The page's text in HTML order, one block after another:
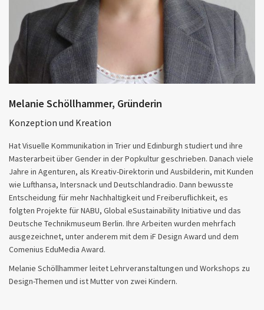
Melanie Schöllhammer, Gründerin
Konzeption und Kreation
Hat Visuelle Kommunikation in Trier und Edinburgh studiert und ihre
Masterarbeit über Gender in der Popkultur geschrieben. Danach viele
Jahre in Agenturen, als Kreativ-Direktorin und Ausbilderin, mit Kunden
wie Lufthansa, Intersnack und Deutschlandradio. Dann bewusste
Entscheidung für mehr Nachhaltigkeit und Freiberuflichkeit, es
folgten Projekte für NABU, Global eSustainability Initiative und das
Deutsche Technikmuseum Berlin. Ihre Arbeiten wurden mehrfach
ausgezeichnet, unter anderem mit dem iF Design Award und dem
Comenius EduMedia Award.
Melanie Schöllhammer leitet Lehrveranstaltungen und Workshops zu
Design-Themen und ist Mutter von zwei Kindern.